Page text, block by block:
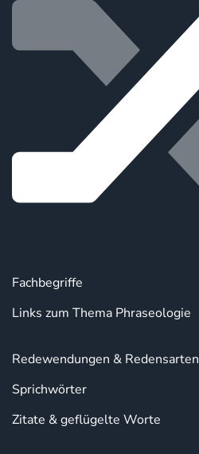
Fachbegriffe
Links zum Thema Phraseologie
Redewendungen & Redensarten
Sprichwörter
Zitate & geflügelte Worte